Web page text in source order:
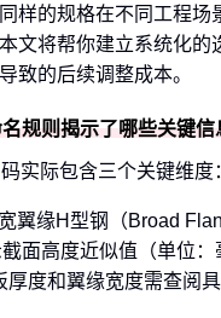
样的规格在不同工程场
文将帮你建立系统化的
致的后续调整成本。
规则揭示了哪些关键信
实际包含三个关键维度
翼缘H型钢（Broad
面高度近似值（单位：
厚度和翼缘宽度需查阅